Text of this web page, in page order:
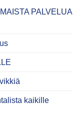
PALVELUA
kaikille